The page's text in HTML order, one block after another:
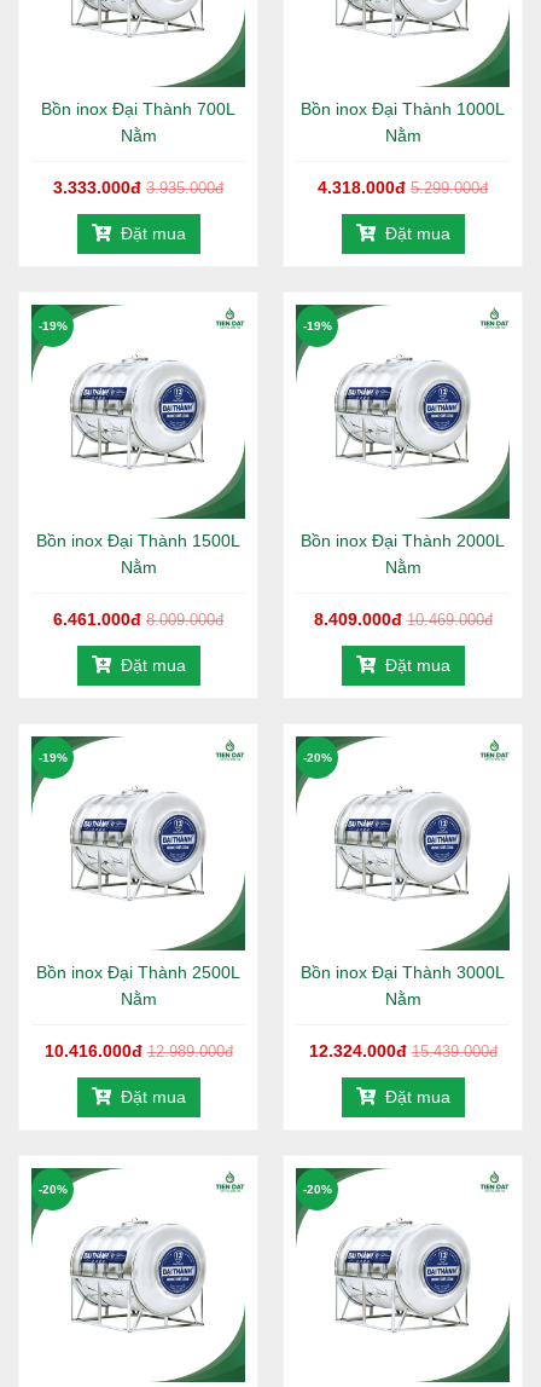
Bồn inox Đại Thành 700L
Nằm
3.333.000đ 3.935.000đ
Đặt mua
Bồn inox Đại Thành 1000L
Nằm
4.318.000đ 5.299.000đ
Đặt mua
Bồn inox Đại Thành 1500L
Nằm
6.461.000đ 8.009.000đ
-19%
Đặt mua
Bồn inox Đại Thành 2000L
Nằm
8.409.000đ 10.469.000đ
-19%
Đặt mua
Bồn inox Đại Thành 2500L
Nằm
10.416.000đ 12.989.000đ
-19%
Đặt mua
Bồn inox Đại Thành 3000L
Nằm
12.324.000đ 15.439.000đ
-20%
Đặt mua
-20% -20%